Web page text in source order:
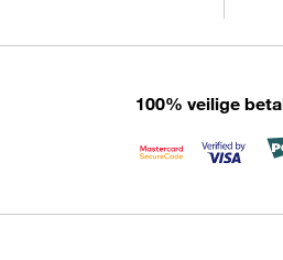
100% veilige